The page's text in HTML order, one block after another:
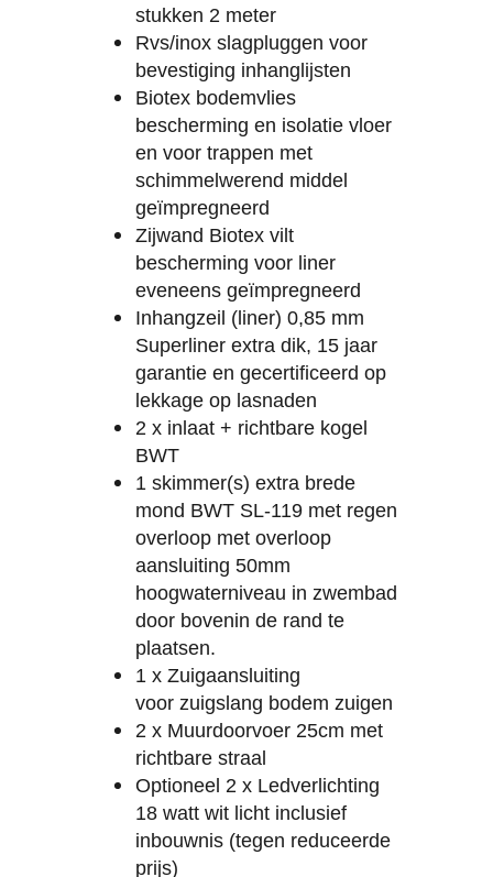
stukken 2 meter
Rvs/inox slagpluggen voor
bevestiging inhanglijsten
Biotex bodemvlies
bescherming en isolatie vloer
en voor trappen met
schimmelwerend middel
geïmpregneerd
Zijwand Biotex vilt
bescherming voor liner
eveneens geïmpregneerd
Inhangzeil (liner) 0,85 mm
Superliner extra dik, 15 jaar
garantie en gecertificeerd op
lekkage op lasnaden
2 x inlaat + richtbare kogel
BWT
1 skimmer(s) extra brede
mond BWT SL-119 met regen
overloop met overloop
aansluiting 50mm
hoogwaterniveau in zwembad
door bovenin de rand te
plaatsen.
1 x Zuigaansluiting
voor zuigslang bodem zuigen
2 x Muurdoorvoer 25cm met
richtbare straal
Optioneel 2 x Ledverlichting
18 watt wit licht inclusief
inbouwnis (tegen reduceerde
prijs)